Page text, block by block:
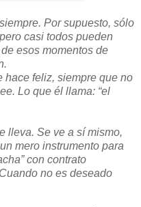
Por supuesto, sólo
casi todos pueden
esos momentos de
hace feliz, siempre que no
Lo que él llama: “el
lleva. Se ve a sí mismo,
mero instrumento para
con contrato
no es deseado